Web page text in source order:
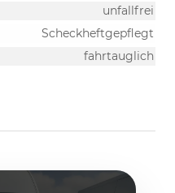
unfallfrei
Scheckheftgepflegt
fahrtauglich